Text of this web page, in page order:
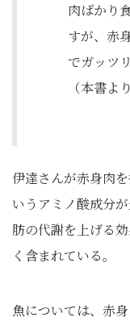
肉ばかり
すが、赤
でガッツ
（本書よ
伊達さんが赤身肉
いうアミノ酸成分
肪の代謝を上げる
く含まれている。
魚については、赤